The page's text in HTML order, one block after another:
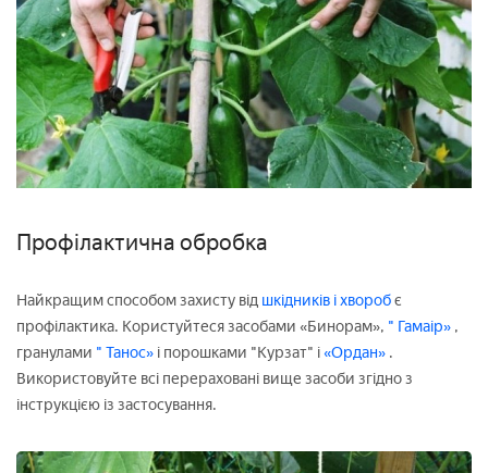
Профілактична обробка
Найкращим способом захисту від шкідників і хворобє
профілактика. Користуйтеся засобами «Бинорам», " Гамаір» ,
гранулами " Танос» і порошками "Курзат" і«Ордан» .
Використовуйте всі перераховані вище засоби згідно з
інструкцією із застосування.